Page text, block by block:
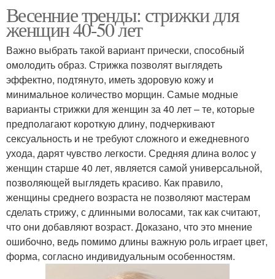
Весенние тренды: стрижки для
женщин 40-50 лет
Важно выбрать такой вариант прически, способный
омолодить образ. Стрижка позволят выглядеть
эффектно, подтянуто, иметь здоровую кожу и
минимальное количество морщин. Самые модные
варианты стрижки для женщин за 40 лет – те, которые
предполагают короткую длину, подчеркивают
сексуальность и не требуют сложного и ежедневного
ухода, дарят чувство легкости. Средняя длина волос у
женщин старше 40 лет, является самой универсальной,
позволяющей выглядеть красиво. Как правило,
женщины среднего возраста не позволяют мастерам
сделать стрижу, с длинными волосами, так как считают,
что они добавляют возраст. Доказано, что это мнение
ошибочно, ведь помимо длины важную роль играет цвет,
форма, согласно индивидуальным особенностям.